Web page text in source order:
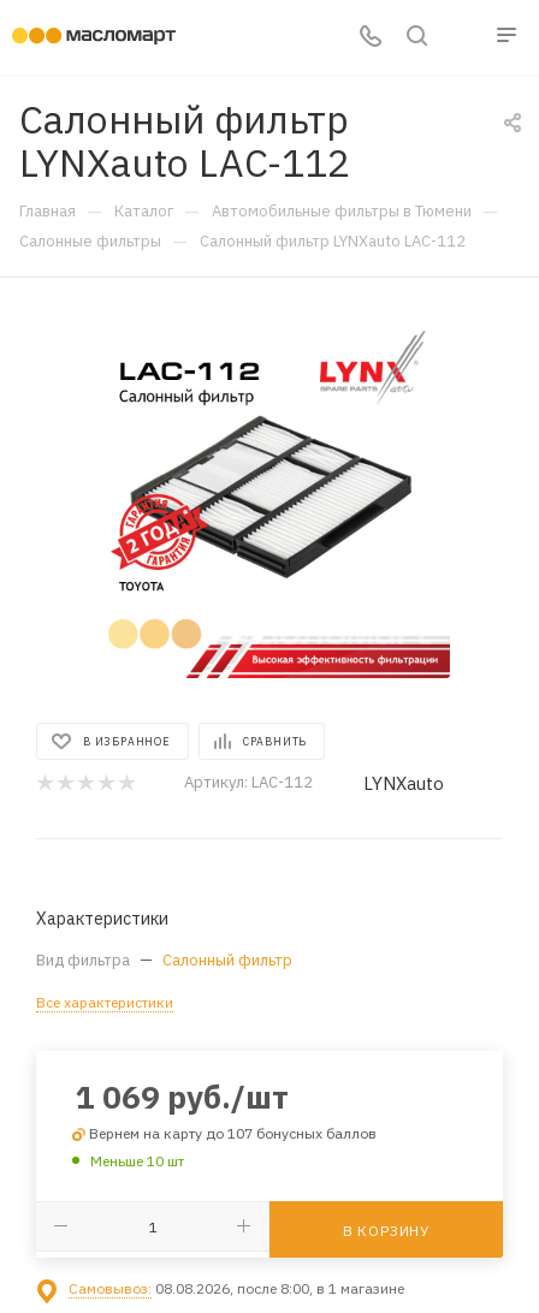
Салонный фильтр
LYNXauto LAC-112
Главная — Каталог — Автомобильные фильтры в Тюмени —
Салонные фильтры — Салонный фильтр LYNXauto LAC-112
В ИЗБРАННОЕ СРАВНИТЬ
Артикул: LAC-112 LYNXauto
Характеристики
Вид фильтра — Салонный фильтр
Все характеристики
1 069 руб./шт
Вернем на карту до 107 бонусных баллов
Меньше 10 шт
В КОРЗИНУ
Самовывоз: 08.08.2026, после 8:00, в 1 магазине